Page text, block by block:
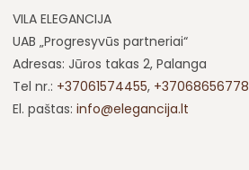
VILA ELEGANCIJA
UAB „Progresyvūs partneriai“
Adresas: Jūros takas 2, Palanga
Tel nr.: +37061574455, +37068656778
El. paštas:info@elegancija.lt